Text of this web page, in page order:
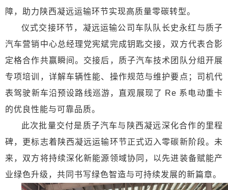
障，助力陕西凝远运输环节实现高质量零碳转型。
仪式交接环节，凝远运输公司车队队长史永红与质子
汽车营销中心总经理党宪斌完成钥匙交接，双方代表合影
定格合作共赢瞬间。交接后，质子汽车技术团队分组开展
专项培训，详解车辆性能、操作规范与维护要点；司机代
表驾驶新车沿预设路线巡游，直观展现了 Re 系电动重卡
的优良性能与可靠品质。
此次批量交付是质子汽车与陕西凝远深化合作的里程
碑，更标志着陕西凝远运输环节正式迈入零碳新阶段。未
来，双方将持续深化新能源领域协同，以先进装备赋能产
业绿色升级，共同书写绿色智造与可持续发展的新篇章。